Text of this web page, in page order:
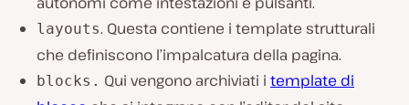
layouts. Questa contiene i template strutturali
che definiscono l’impalcatura della pagina.
blocks. Qui vengono archiviati i template di